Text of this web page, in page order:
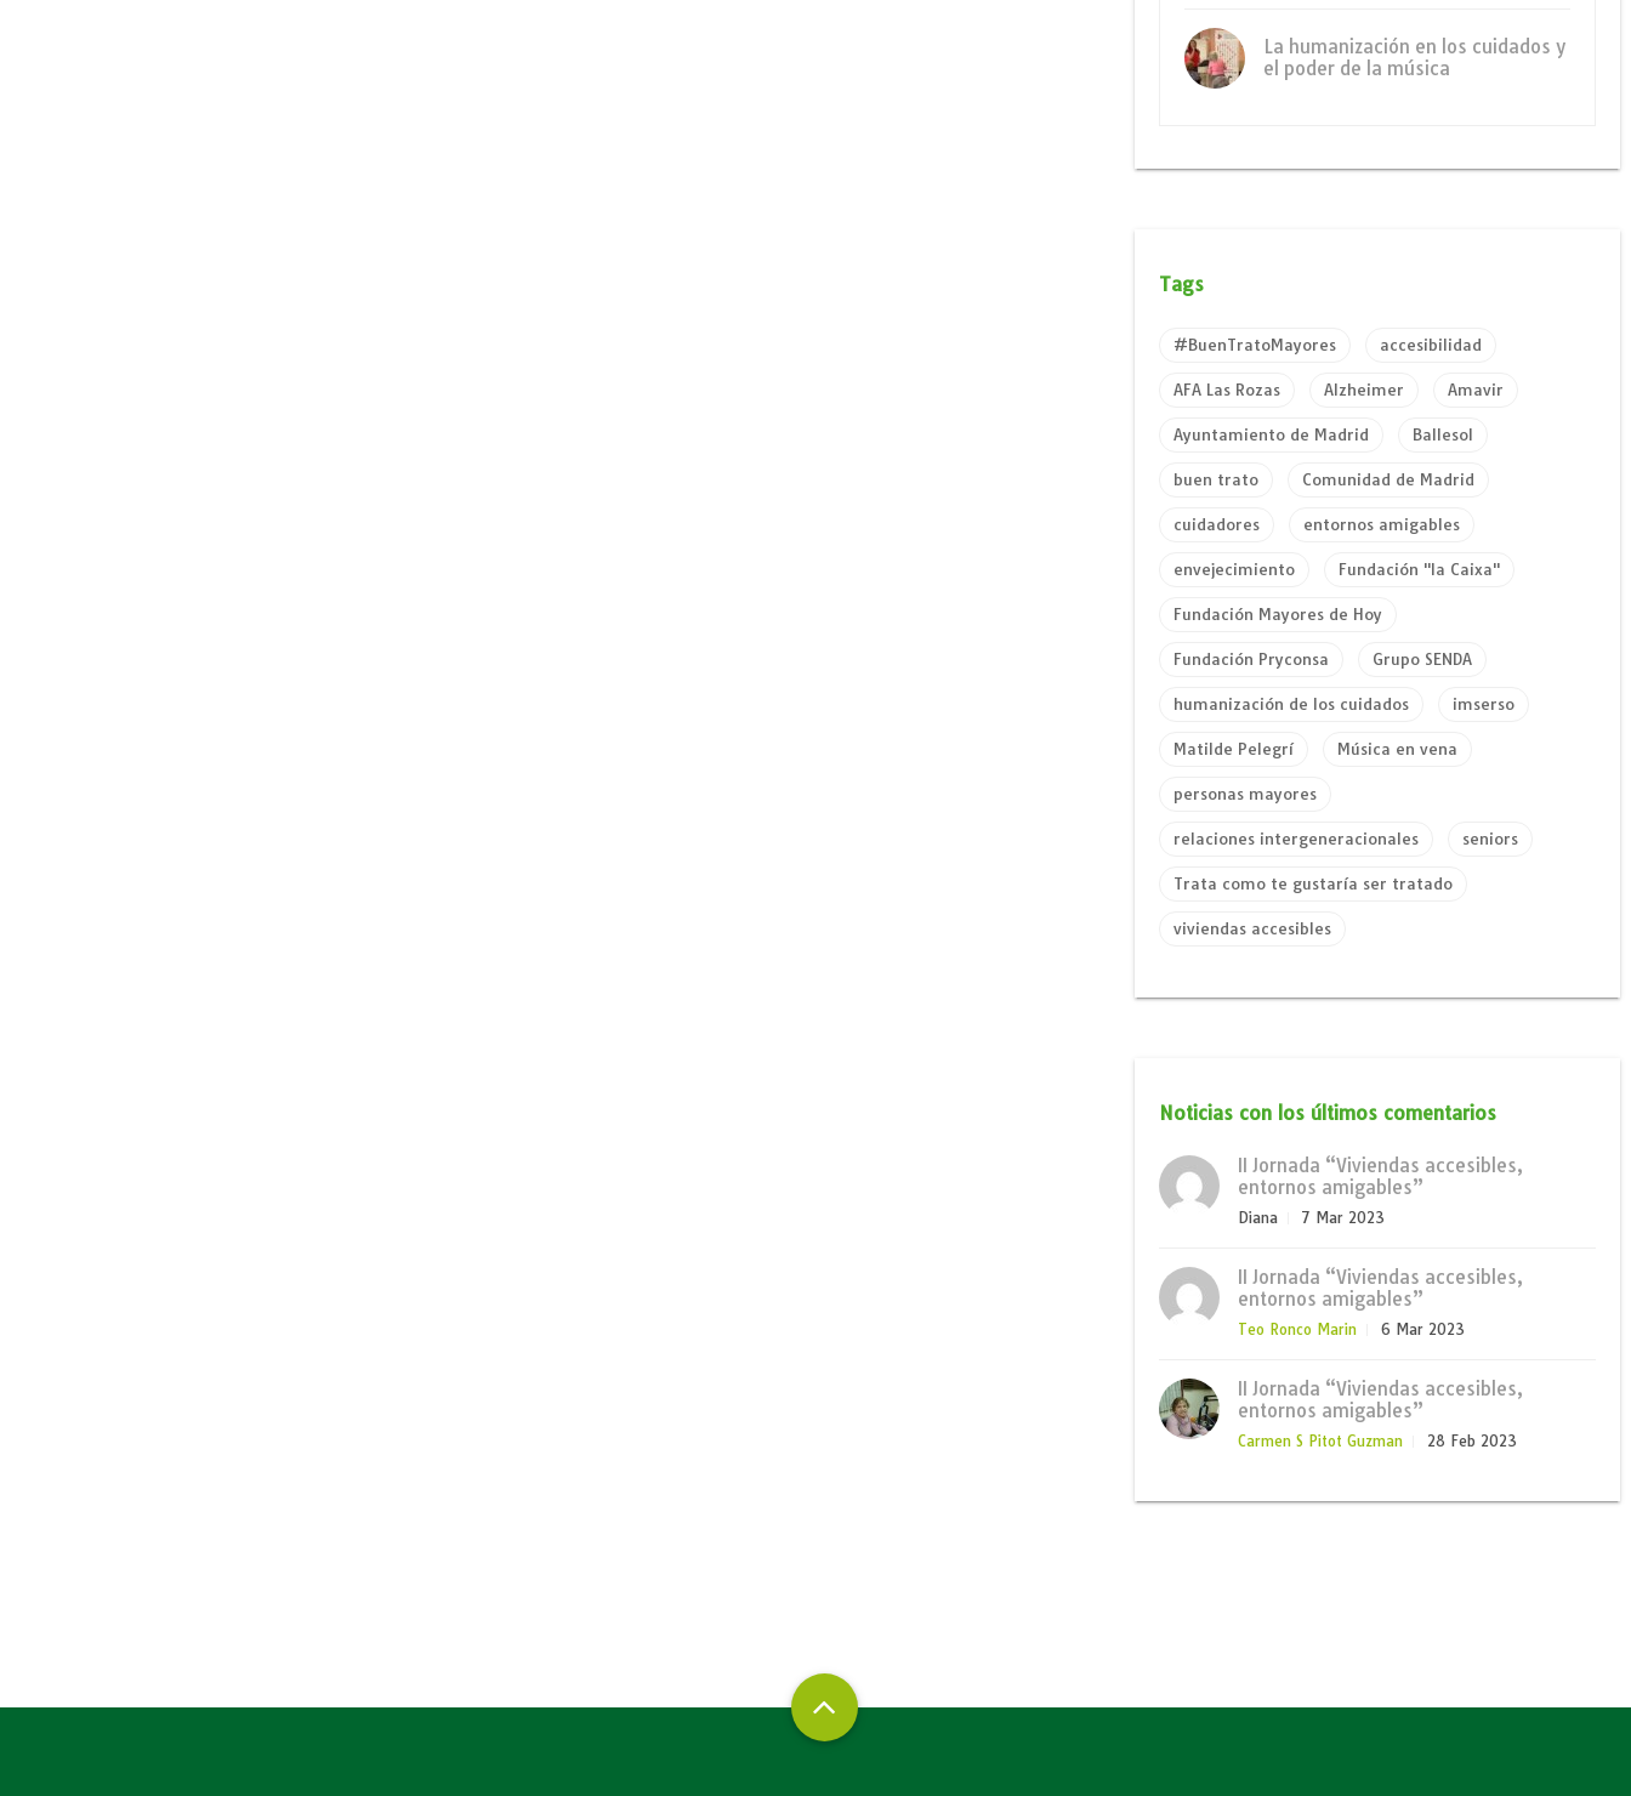
La humanización en los cuidados y
el poder de la música
Tags
#BuenTratoMayores accesibilidad
AFA Las Rozas Alzheimer Amavir
Ayuntamiento de Madrid Ballesol
buen trato Comunidad de Madrid
cuidadores entornos amigables
envejecimiento Fundación "la Caixa"
Fundación Mayores de Hoy
Fundación Pryconsa Grupo SENDA
humanización de los cuidados imserso
Matilde Pelegrí Música en vena
personas mayores
relaciones intergeneracionales seniors
Trata como te gustaría ser tratado
viviendas accesibles
Noticias con los últimos comentarios
II Jornada “Viviendas accesibles,
entornos amigables”
Diana 7 Mar 2023
II Jornada “Viviendas accesibles,
entornos amigables”
Teo Ronco Marin 6 Mar 2023
II Jornada “Viviendas accesibles,
entornos amigables”
Carmen S Pitot Guzman 28 Feb 2023